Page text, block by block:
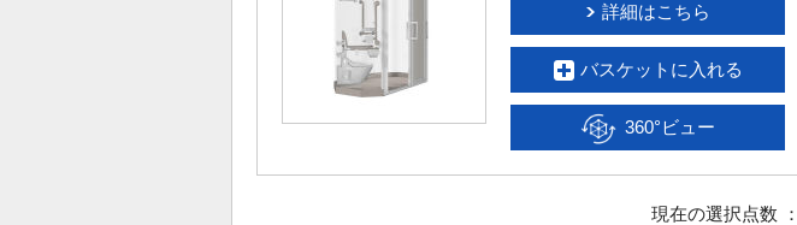
詳細はこちら
バスケットに入れる
360°ビュー
現在の選択点数 ：